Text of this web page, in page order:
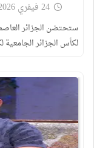
24 فيفري 2026
ستحتضن الجزائر العاصمة
لكأس الجزائر الجامعية